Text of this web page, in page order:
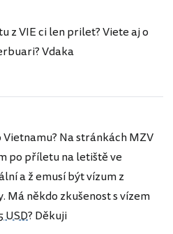
z VIE ci len prilet? Viete aj o
Vdaka
Vietnamu? Na stránkách MZV
po příletu na letiště ve
a ž emusí být vízum z
Má někdo zkušenost s vízem
USD? Děkuji